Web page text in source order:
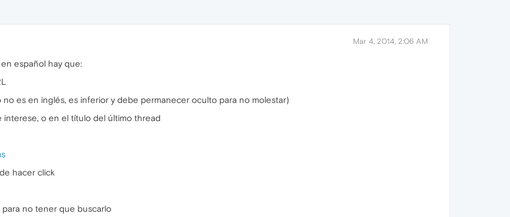
Mar 4, 2014, 2:06 AM
español hay que:
es en inglés, es inferior y debe permanecer oculto para no molestar)
o en el título del último thread
hacer click
no tener que buscarlo